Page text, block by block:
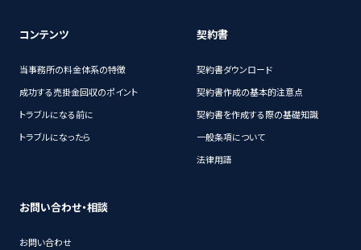
コンテンツ
当事務所の料金体系の特徴
成功する売掛金回収のポイント
トラブルになる前に
トラブルになったら
契約書
契約書ダウンロード
契約書作成の基本的注意点
契約書を作成する際の基礎知識
一般条項について
法律用語
お問い合わせ・相談
お問い合わせ